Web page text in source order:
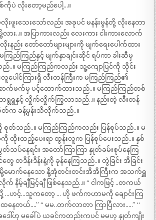
ကိုပဲ လိုးတော့မည်ပေါ့…။
းသေးသော်လည်း အခုပင် မနန်းမွန်တို့ လိုးနေတာ
း..။ အပြာကားလည်း လေးကား ငါးကားလောက်
နည်း တော်တော်များများကို မျက်ရေးပေါက်ထား
ကြည်ကြည်နှင့် မျက်နှာချင်းဆိုင် ရပ်ကာ ခါးဆီမှ
။ မကြည်ကြည်ကလည်း သူ့ကျောပြင်ကို သိုင်း
ပေါင်ကြားရှိ လီးတန်ကြီးက မကြည်ကြည်၏
ာက်ဖက်မှ ပင့်ထောက်ထားသည်..။ မကြည်ကြည်တစ်
တရွရွနှင့် လှိုက်လှိုက်ကြွလာသည်..။ နည်းတဲ့ လီးတန်
စိတ်က ခန့်မှန်းသိလိုက်သည်..။
တ်သည်..။ မကြည်ကြည်ကလည်း ပြန်စုပ်သည်..။ မ
ထိုးထည့်ပေးရာ ထွန်းလူက ပြန်စုပ်ပေးသည်..။ နှစ်
ပ်နေရင်း အတော်ကြာကြာ နှုတ်ခမ်းစုပ်နေကြ
ေ တဒိန်းဒိန်းနဲ့ကို ခုန်နေကြသည်..။ တွဲခြင်း အိခြင်း
းမို့မောက်နေသော နို့အုံတင်းတင်းအိအိကြီးက အသက်ရှူ
နိမ့်ချီမြင့်ချီ ဖြစ်နေသည်..။ “ ငါကဖြင့် ..တကယ်
…ဟင့်…သူကတော့ … ဟို ဖက်ကဟာမကို ချောင်းကြ
နေတယ်….” “ မမ..တက်လာတာ ကြာပြီလား…..” “
ဒေါ်ဟု မခေါ်ပဲ ယခင်ကတည်းကပင် မမဟု နှုတ်ကျိုး